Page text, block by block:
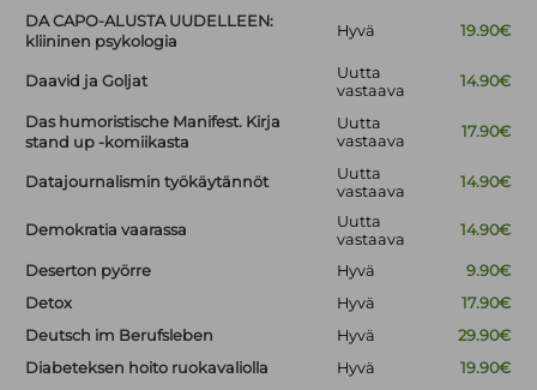
DA CAPO-ALUSTA UUDELLEEN:
kliininen psykologia
Hyvä 19.90€
Daavid ja Goljat
Uutta
vastaava
14.90€
Das humoristische Manifest. Kirja
stand up -komiikasta
Uutta
vastaava
17.90€
Datajournalismin työkäytännöt
Uutta
vastaava
14.90€
Demokratia vaarassa
Uutta
vastaava
14.90€
Deserton pyörre Hyvä
9.90€
Detox
Hyvä
17.90€
Deutsch im Berufsleben
Hyvä
29.90€
Diabeteksen hoito ruokavaliolla
Hyvä
19.90€